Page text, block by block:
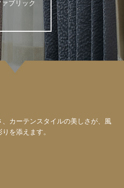
ァブリック
カーテンスタイルの美しさが、風
を添えます。